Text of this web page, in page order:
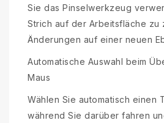
Sie das Pinselwerkzeug
Strich auf der Arbeitsfläche zu
Änderungen auf einer neuen
Automatische Auswahl beim
Maus
Wählen Sie automatisch einen
während Sie darüber fahren